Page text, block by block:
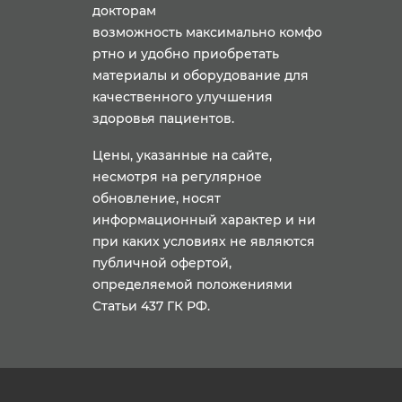
докторам
возможность максимально комфо
ртно и удобно приобретать
материалы и оборудование для
качественного улучшения
здоровья пациентов.
Цены, указанные на сайте,
несмотря на регулярное
обновление, носят
информационный характер и ни
при каких условиях не являются
публичной офертой,
определяемой положениями
Статьи 437 ГК РФ.